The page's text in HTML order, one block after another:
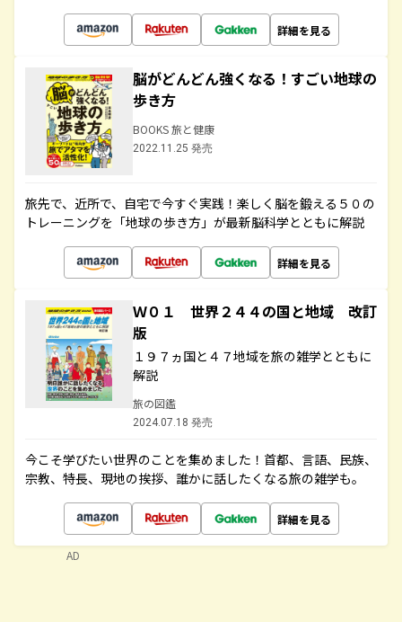
詳細を見る
脳がどんどん強くなる！すごい地球の
歩き方
BOOKS 旅と健康
2022.11.25 発売
旅先で、近所で、自宅で今すぐ実践！楽しく脳を鍛える５０の
トレーニングを「地球の歩き方」が最新脳科学とともに解説
詳細を見る
Ｗ０１ 世界２４４の国と地域 改訂
版
１９７ヵ国と４７地域を旅の雑学とともに
解説
旅の図鑑
2024.07.18 発売
今こそ学びたい世界のことを集めました！首都、言語、民族、
宗教、特長、現地の挨拶、誰かに話したくなる旅の雑学も。
詳細を見る
AD